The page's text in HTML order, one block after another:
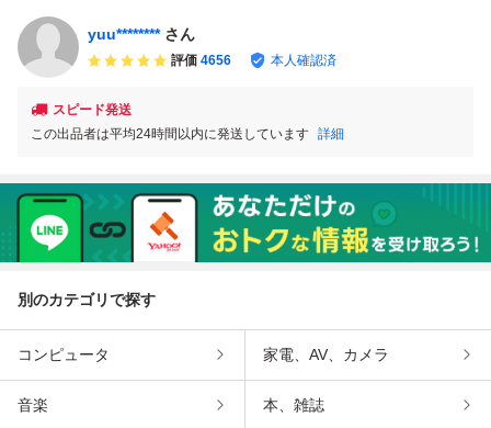
yuu******** さん
評価 4656 本人確認済
スピード発送
この出品者は平均24時間以内に発送しています 詳細
別のカテゴリで探す
コンピュータ 家電、AV、カメラ
音楽 本、雑誌